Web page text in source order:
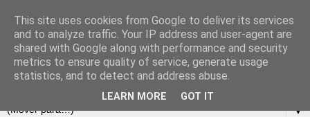
▼
This site uses cookies from Google to deliver its services
and to analyze traffic. Your IP address and user-agent are
shared with Google along with performance and security
metrics to ensure quality of service, generate usage
statistics, and to detect and address abuse.
LEARN MORE GOT IT